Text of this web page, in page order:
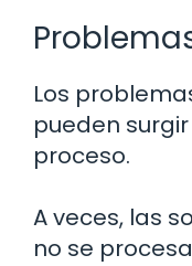
Los
pueden
proceso.
A veces, las
no se